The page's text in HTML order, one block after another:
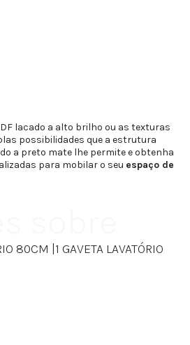
lacado a alto brilho ou as texturas
possibilidades que a estrutura
a preto mate lhe permite e obtenha
para mobilar o seu espaço de
80CM |1 GAVETA LAVATÓRIO